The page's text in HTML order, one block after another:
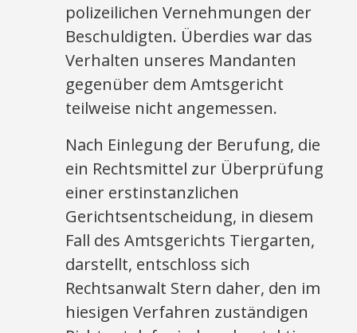
polizeilichen Vernehmungen der
Beschuldigten. Überdies war das
Verhalten unseres Mandanten
gegenüber dem Amtsgericht
teilweise nicht angemessen.
Nach Einlegung der Berufung, die
ein Rechtsmittel zur Überprüfung
einer erstinstanzlichen
Gerichtsentscheidung, in diesem
Fall des Amtsgerichts Tiergarten,
darstellt, entschloss sich
Rechtsanwalt Stern daher, den im
hiesigen Verfahren zuständigen